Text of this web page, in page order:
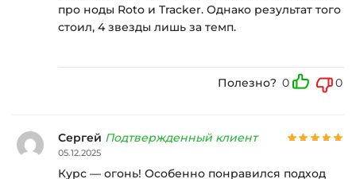
про ноды Roto и Tracker. Однако результат того
стоил, 4 звезды лишь за темп.
Полезно? 0 0
Сергей Подтвержденный клиент
05.12.2025
Курс — огонь! Особенно понравился подход